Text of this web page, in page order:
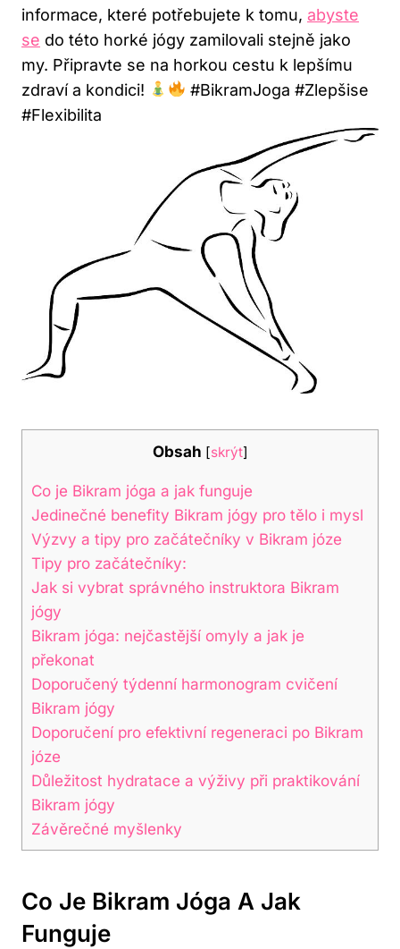
informace, které potřebujete k tomu, abyste
se do této horké jógy zamilovali stejně jako
my. Připravte se na horkou cestu k lepšímu
zdraví a kondici!
#BikramJoga #Zlepšise
#Flexibilita
Obsah [skrýt]
Co je Bikram jóga a jak funguje
Jedinečné benefity Bikram jógy pro tělo i mysl
Výzvy a tipy pro začátečníky v Bikram józe
Tipy pro začátečníky:
Jak si vybrat správného instruktora Bikram
jógy
Bikram jóga: nejčastější omyly a jak je
překonat
Doporučený týdenní harmonogram cvičení
Bikram jógy
Doporučení pro efektivní regeneraci po Bikram
józe
Důležitost hydratace a výživy při praktikování
Bikram jógy
Závěrečné myšlenky
Co Je Bikram Jóga A Jak
Funguje